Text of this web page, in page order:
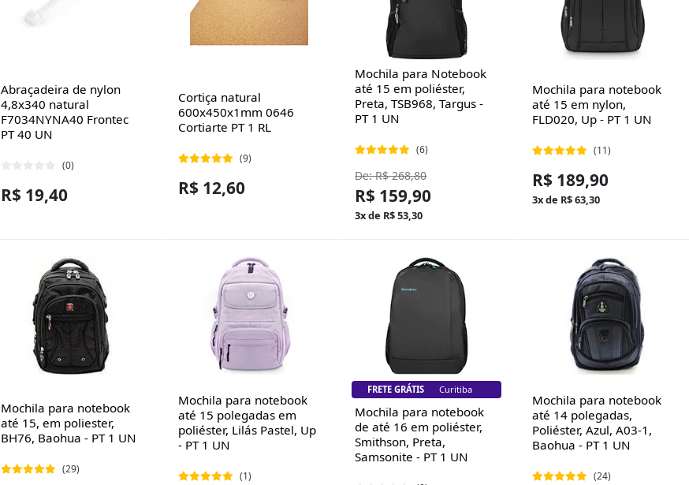
Abraçadeira de nylon
4,8x340 natural
F7034NYNA40 Frontec
PT 40 UN
(0)
R$ 19,40
Cortiça natural
600x450x1mm 0646
Cortiarte PT 1 RL
(9)
R$ 12,60
Mochila para Notebook
até 15 em poliéster,
Preta, TSB968, Targus -
PT 1 UN
(6)
De: R$ 268,80
R$ 159,90
3x de R$ 53,30
Mochila para notebook
até 15 em nylon,
FLD020, Up - PT 1 UN
(11)
R$ 189,90
3x de R$ 63,30
Mochila para notebook
até 15, em poliester,
BH76, Baohua - PT 1 UN
(29)
Mochila para notebook
até 15 polegadas em
poliéster, Lilás Pastel, Up
- PT 1 UN
(1)
FRETE GRÁTIS Florianópolis
Mochila para notebook
de até 16 em poliéster,
Smithson, Preta,
Samsonite - PT 1 UN
Mochila para notebook
até 14 polegadas,
Poliéster, Azul, A03-1,
Baohua - PT 1 UN
(24)